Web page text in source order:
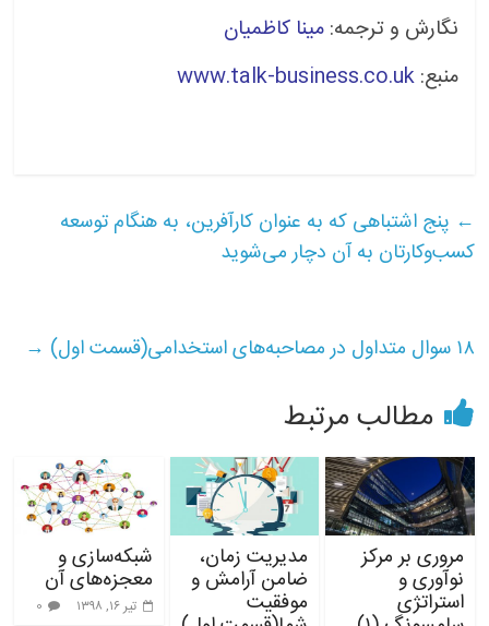
نگارش و ترجمه:مینا کاظمیان
منبع:www.talk-business.co.uk
← پنج اشتباهی که به عنوان کارآفرین، به هنگام توسعه
کسب‌وکارتان به آن دچار می‌شوید
۱۸ سوال متداول در مصاحبه‌های استخدامی(قسمت اول) →
مطالب مرتبط
مروری بر مرکز
نوآوری و
استراتژی
مدیریت زمان،
ضامن آرامش و
موفقیت
شبکه‌سازی و
معجزه‌های آن
تیر ۱۶, ۱۳۹۸ 0